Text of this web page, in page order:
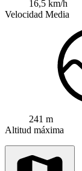
16,5 km/h
Velocidad Media
241 m
Altitud máxima